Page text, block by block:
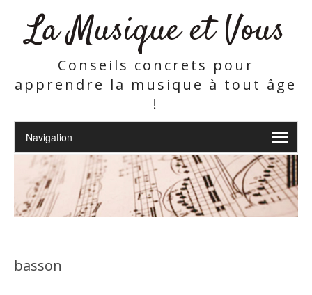
La Musique et Vous
Conseils concrets pour
apprendre la musique à tout âge
!
basson